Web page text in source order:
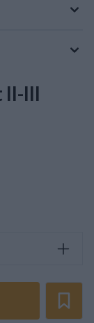
II-III